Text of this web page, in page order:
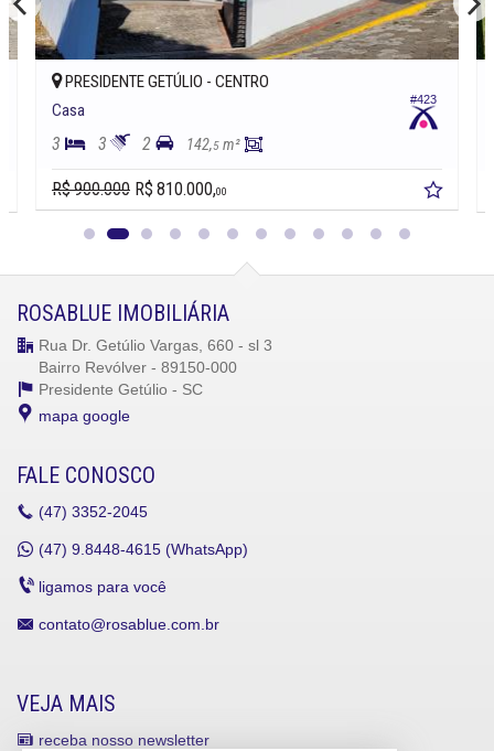
#423
PRESIDENTE GETÚLIO - CENTRO
Casa
3 3 2 142,5 m²
R$ 900.000 R$ 810.000,00
ROSABLUE IMOBILIÁRIA
Rua Dr. Getúlio Vargas, 660 - sl 3
Bairro Revólver - 89150-000
Presidente Getúlio - SC
mapa google
FALE CONOSCO
(47) 3352-2045
(47) 9.8448-4615 (WhatsApp)
ligamos para você
contato@rosablue.com.br
VEJA MAIS
receba nosso newsletter